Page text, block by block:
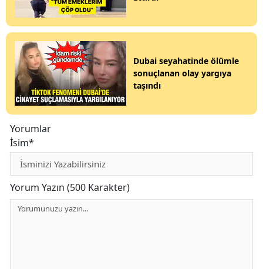
Dubai seyahatinde ölümle
sonuçlanan olay yargıya
taşındı
Yorumlar
İsim*
Yorum Yazın (500 Karakter)